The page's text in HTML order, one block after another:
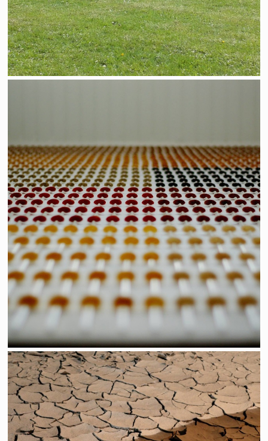
La cuillère à grenade